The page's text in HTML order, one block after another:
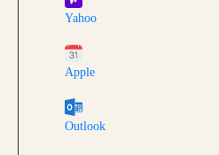
Yahoo
Apple
Outlook